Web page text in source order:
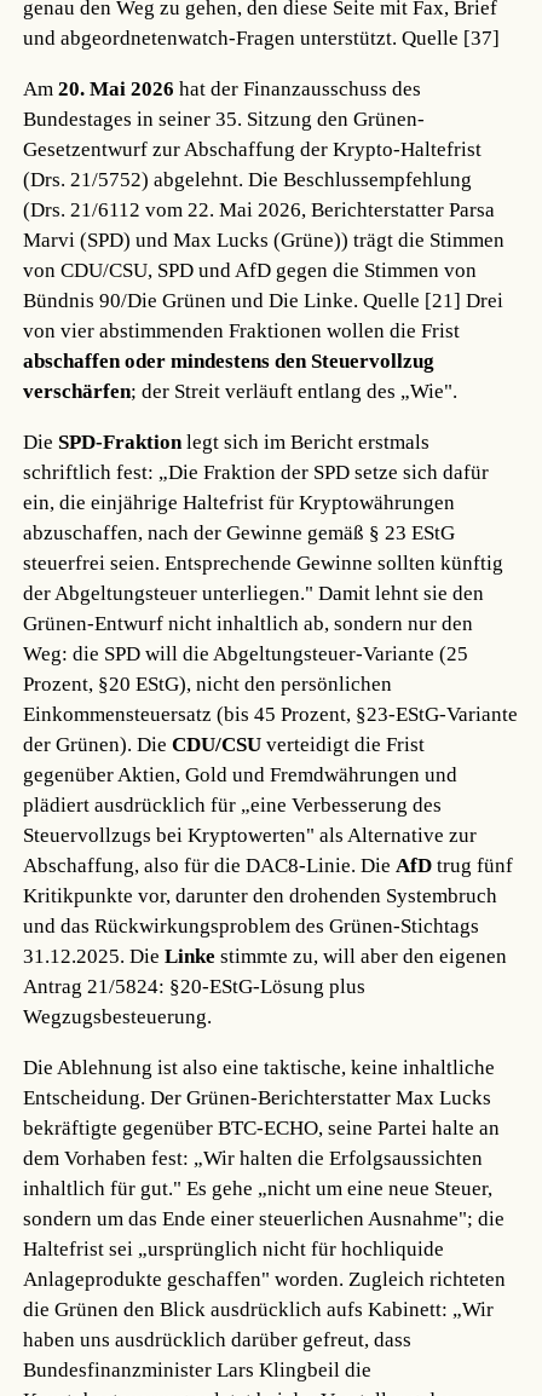
genau den Weg zu gehen, den diese Seite mit Fax, Brief
und abgeordnetenwatch-Fragen unterstützt.Quelle [37]
Am20. Mai 2026 hat der Finanzausschuss des
Bundestages in seiner 35. Sitzung den Grünen-
Gesetzentwurf zur Abschaffung der Krypto-Haltefrist
(Drs. 21/5752) abgelehnt. Die Beschlussempfehlung
(Drs. 21/6112 vom 22. Mai 2026, Berichterstatter Parsa
Marvi (SPD) und Max Lucks (Grüne)) trägt die Stimmen
von CDU/CSU, SPD und AfD gegen die Stimmen von
Bündnis 90/Die Grünen und Die Linke.Quelle [21] Drei
von vier abstimmenden Fraktionen wollen die Frist
abschaffen oder mindestens den Steuervollzug
verschärfen; der Streit verläuft entlang des „Wie".
DieSPD-Fraktion legt sich im Bericht erstmals
schriftlich fest: „Die Fraktion der SPD setze sich dafür
ein, die einjährige Haltefrist für Kryptowährungen
abzuschaffen, nach der Gewinne gemäß § 23 EStG
steuerfrei seien. Entsprechende Gewinne sollten künftig
der Abgeltungsteuer unterliegen." Damit lehnt sie den
Grünen-Entwurf nicht inhaltlich ab, sondern nur den
Weg: die SPD will die Abgeltungsteuer-Variante (25
Prozent, §20 EStG), nicht den persönlichen
Einkommensteuersatz (bis 45 Prozent, §23-EStG-Variante
der Grünen). DieCDU/CSU verteidigt die Frist
gegenüber Aktien, Gold und Fremdwährungen und
plädiert ausdrücklich für „eine Verbesserung des
Steuervollzugs bei Kryptowerten" als Alternative zur
Abschaffung, also für die DAC8-Linie. Die AfD trug fünf
Kritikpunkte vor, darunter den drohenden Systembruch
und das Rückwirkungsproblem des Grünen-Stichtags
31.12.2025. DieLinke stimmte zu, will aber den eigenen
Antrag 21/5824: §20-EStG-Lösung plus
Wegzugsbesteuerung.
Die Ablehnung ist also eine taktische, keine inhaltliche
Entscheidung. Der Grünen-Berichterstatter Max Lucks
bekräftigte gegenüber BTC-ECHO, seine Partei halte an
dem Vorhaben fest: „Wir halten die Erfolgsaussichten
inhaltlich für gut." Es gehe „nicht um eine neue Steuer,
sondern um das Ende einer steuerlichen Ausnahme"; die
Haltefrist sei „ursprünglich nicht für hochliquide
Anlageprodukte geschaffen" worden. Zugleich richteten
die Grünen den Blick ausdrücklich aufs Kabinett: „Wir
haben uns ausdrücklich darüber gefreut, dass
Bundesfinanzminister Lars Klingbeil die